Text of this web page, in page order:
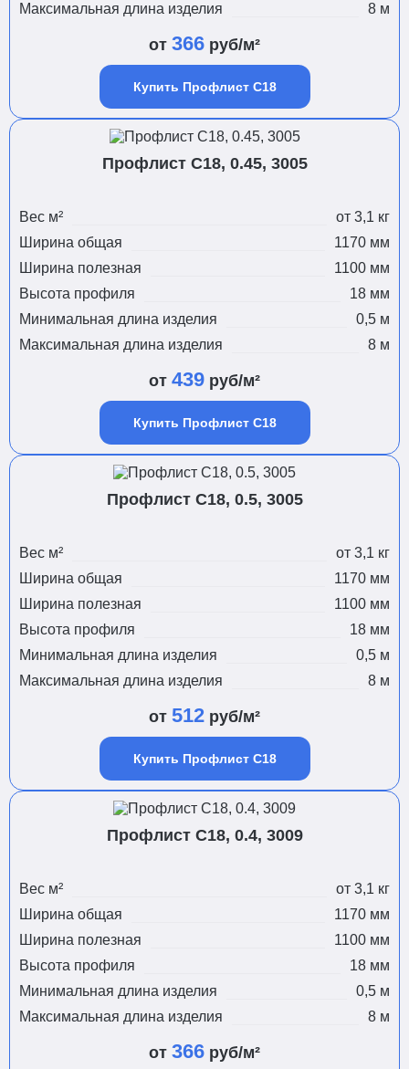
Максимальная длина изделия
8 м
от 366 руб/м²
Купить Профлист С18
Профлист С18, 0.45, 3005
Вес м²
от 3,1 кг
Ширина общая
1170 мм
Ширина полезная
1100 мм
Высота профиля
18 мм
Минимальная длина изделия
0,5 м
Максимальная длина изделия
8 м
от 439 руб/м²
Купить Профлист С18
Профлист С18, 0.5, 3005
Вес м²
от 3,1 кг
Ширина общая
1170 мм
Ширина полезная
1100 мм
Высота профиля
18 мм
Минимальная длина изделия
0,5 м
Максимальная длина изделия
8 м
от 512 руб/м²
Купить Профлист С18
Профлист С18, 0.4, 3009
Вес м²
от 3,1 кг
Ширина общая
1170 мм
Ширина полезная
1100 мм
Высота профиля
18 мм
Минимальная длина изделия
0,5 м
Максимальная длина изделия
8 м
от 366 руб/м²